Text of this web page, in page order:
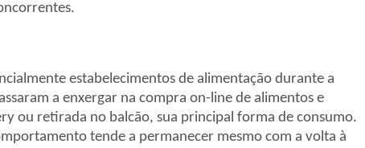
estabelecimentos de alimentação durante a
a enxergar na compra on-line de alimentos e
ou retirada no balcão, sua principal forma de consumo.
tende a permanecer mesmo com a volta à